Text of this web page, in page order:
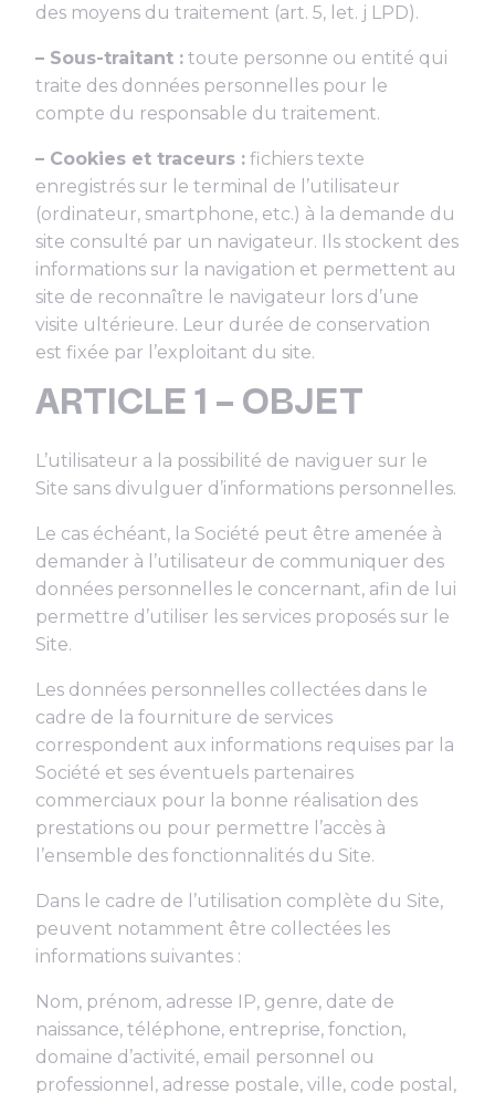
des moyens du traitement (art. 5, let. j LPD).
– Sous-traitant : toute personne ou entité qui
traite des données personnelles pour le
compte du responsable du traitement.
– Cookies et traceurs : fichiers texte
enregistrés sur le terminal de l’utilisateur
(ordinateur, smartphone, etc.) à la demande du
site consulté par un navigateur. Ils stockent des
informations sur la navigation et permettent au
site de reconnaître le navigateur lors d’une
visite ultérieure. Leur durée de conservation
est fixée par l’exploitant du site.
ARTICLE 1 – OBJET
L’utilisateur a la possibilité de naviguer sur le
Site sans divulguer d’informations personnelles.
Le cas échéant, la Société peut être amenée à
demander à l’utilisateur de communiquer des
données personnelles le concernant, afin de lui
permettre d’utiliser les services proposés sur le
Site.
Les données personnelles collectées dans le
cadre de la fourniture de services
correspondent aux informations requises par la
Société et ses éventuels partenaires
commerciaux pour la bonne réalisation des
prestations ou pour permettre l’accès à
l’ensemble des fonctionnalités du Site.
Dans le cadre de l’utilisation complète du Site,
peuvent notamment être collectées les
informations suivantes :
Nom, prénom, adresse IP, genre, date de
naissance, téléphone, entreprise, fonction,
domaine d’activité, email personnel ou
professionnel, adresse postale, ville, code postal,